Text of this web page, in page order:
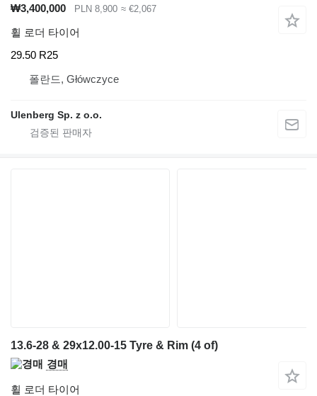
₩3,400,000
PLN 8,900 ≈ €2,067
휠 로더 타이어
29.50 R25
폴란드, Główczyce
Ulenberg Sp. z o.o.
13.6-28 & 29x12.00-15 Tyre & Rim (4 of)
경매
휠 로더 타이어